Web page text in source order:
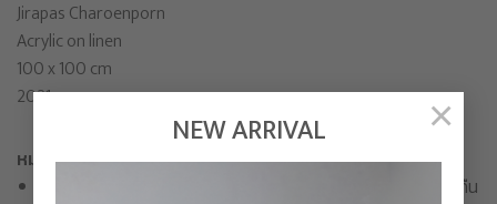
NEW ARRIVAL ×
Jirapas Charoenporn
Acrylic on linen
100 x 100 cm
2021
หมายเหตุก่อนการเลือกซื้อสินค้า
เมื่อทำการสั่งซื้อเสร็จสิ้น ขอสงวนสิทธิ์ในการเปลี่ยนสินค้าหรือคืน